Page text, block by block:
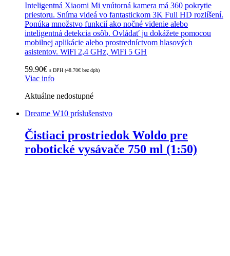
Inteligentná Xiaomi Mi vnútorná kamera má 360 pokrytie
priestoru. Sníma videá vo fantastickom 3K Full HD rozlíšení.
Ponúka množstvo funkcií ako nočné videnie alebo
inteligentná detekcia osôb. Ovládať ju dokážete pomocou
mobilnej aplikácie alebo prostredníctvom hlasových
asistentov. WiFi 2,4 GHz, WiFi 5 GH
59.90€ s DPH (48.70€ bez dph)
Viac info
Aktuálne nedostupné
Dreame W10 príslušenstvo
Čistiaci prostriedok Woldo pre
robotické vysávače 750 ml (1:50)